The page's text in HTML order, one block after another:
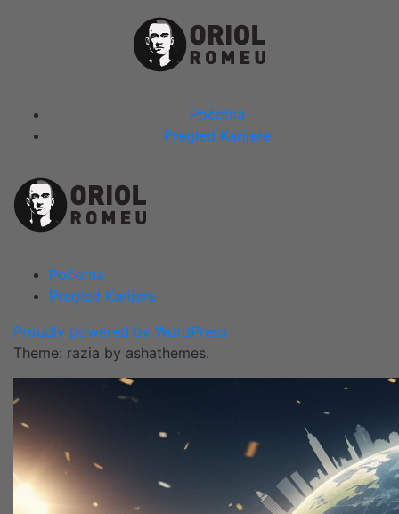
Close
Menu
Početna
Pregled Karijere
Početna
Pregled Karijere
Proudly powered by WordPress
Theme: razia by ashathemes.